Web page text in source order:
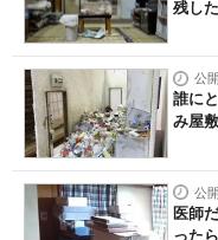
残し
公
誰に
み屋
公
医師
った